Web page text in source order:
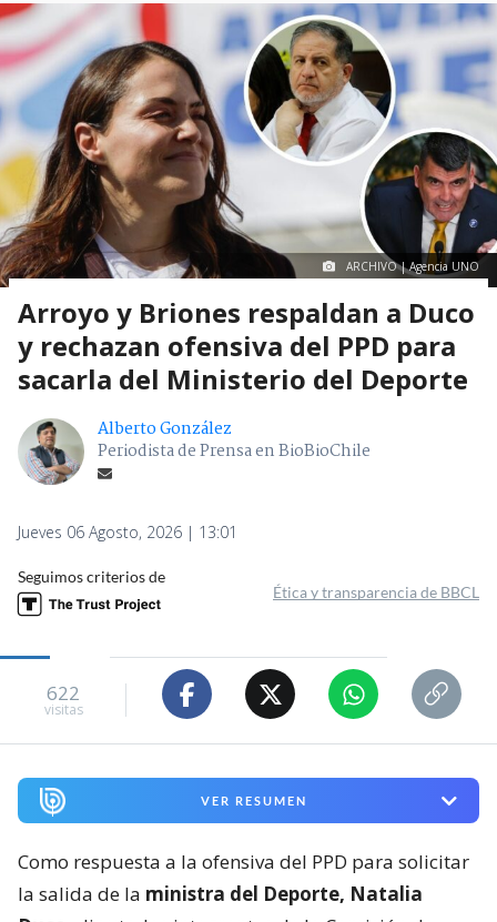
ARCHIVO | Agencia UNO
Arroyo y Briones respaldan a Duco
y rechazan ofensiva del PPD para
sacarla del Ministerio del Deporte
Alberto González
Periodista de Prensa en BioBioChile
Jueves 06 Agosto, 2026 | 13:01
Seguimos criterios de
Ética y transparencia de BBCL
622
visitas
VER RESUMEN
Como respuesta a la ofensiva del PPD para solicitar
la salida de la ministra del Deporte, Natalia